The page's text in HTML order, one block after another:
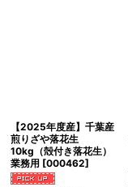
【2025年度産】千葉産
煎りざや落花生
10kg（殻付き落花生）
業務用 [000462]